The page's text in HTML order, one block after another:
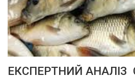
ЕКСПЕРТНИЙ АНАЛІЗ